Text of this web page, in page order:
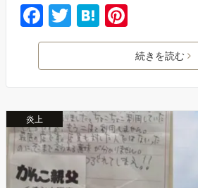
F
a
e
b
o
o
k
T
w
er
H
at
n
a
nt
er
e
st
続きを読む
炎上